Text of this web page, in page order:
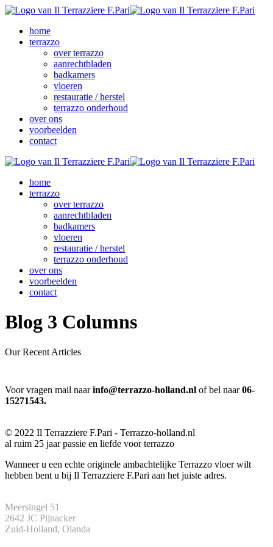
home
terrazzo
over terrazzo
aanrechtbladen
badkamers
vloeren
restauratie / herstel
terrazzo onderhoud
over ons
voorbeelden
contact
home
terrazzo
over terrazzo
aanrechtbladen
badkamers
vloeren
restauratie / herstel
terrazzo onderhoud
over ons
voorbeelden
contact
Blog 3 Columns
Our Recent Articles
Voor vragen mail naarinfo@terrazzo-holland.nl of bel naar06-
15271543.
© 2022 Il Terrazziere F.Pari - Terrazzo-holland.nl
al ruim 25 jaar passie en liefde voor terrazzo
Wanneer u een echte originele ambachtelijke Terrazzo vloer wilt
hebben bent u bij Il Terrazziere F.Pari aan het juiste adres.
Meersingel 51
2642 JC Pijnacker
Zuid-Holland, Olanda